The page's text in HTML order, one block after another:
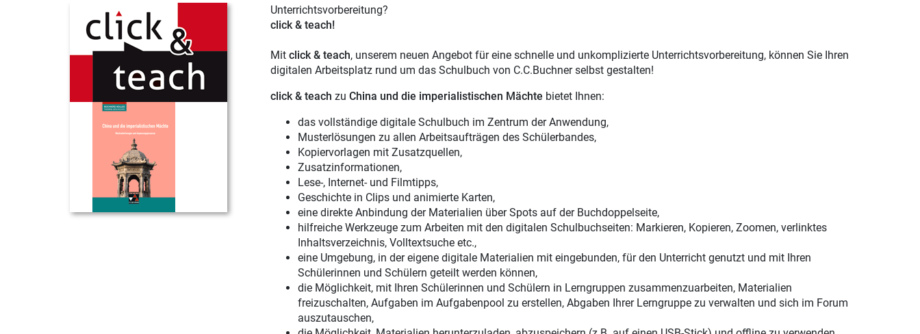
Unterrichtsvorbereitung?
click & teach!
Mit click & teach, unserem neuen Angebot für eine schnelle und unkomplizierte Unterrichtsvorbereitung, können Sie Ihren
digitalen Arbeitsplatz rund um das Schulbuch von C.C.Buchner selbst gestalten!
click & teach zu China und die imperialistischen Mächte bietet Ihnen:
das vollständige digitale Schulbuch im Zentrum der Anwendung,
Musterlösungen zu allen Arbeitsaufträgen des Schülerbandes,
Kopiervorlagen mit Zusatzquellen,
Zusatzinformationen,
Lese-, Internet- und Filmtipps,
Geschichte in Clips und animierte Karten,
eine direkte Anbindung der Materialien über Spots auf der Buchdoppelseite,
hilfreiche Werkzeuge zum Arbeiten mit den digitalen Schulbuchseiten: Markieren, Kopieren, Zoomen, verlinktes
Inhaltsverzeichnis, Volltextsuche etc.,
eine Umgebung, in der eigene digitale Materialien mit eingebunden, für den Unterricht genutzt und mit Ihren
Schülerinnen und Schülern geteilt werden können,
die Möglichkeit, mit Ihren Schülerinnen und Schülern in Lerngruppen zusammenzuarbeiten, Materialien
freizuschalten, Aufgaben im Aufgabenpool zu erstellen, Abgaben Ihrer Lerngruppe zu verwalten und sich im Forum
auszutauschen,